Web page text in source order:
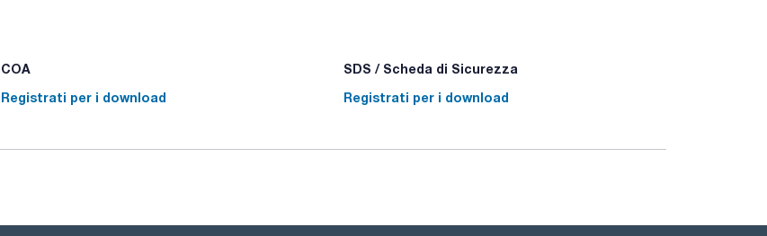
COA
Registrati per i download
SDS / Scheda di Sicurezza
Registrati per i download